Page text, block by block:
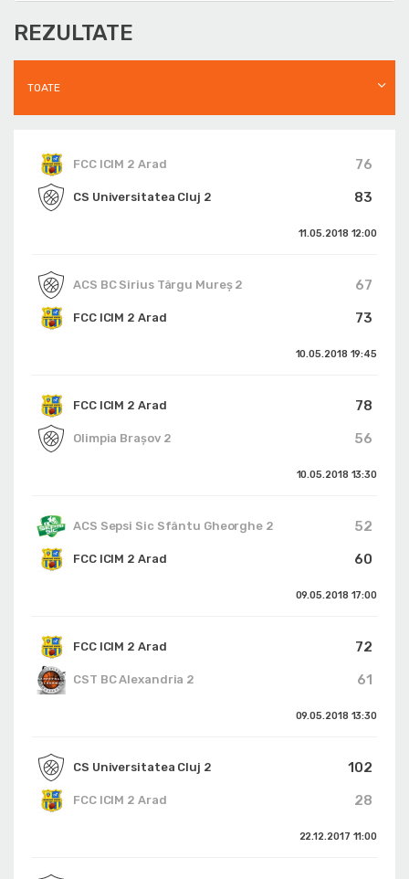
REZULTATE
TOATE
FCC ICIM 2 Arad
76
83
CS Universitatea Cluj 2
11.05.2018 12:00
ACS BC Sirius Târgu Mureș 2
67
73
FCC ICIM 2 Arad
10.05.2018 19:45
FCC ICIM 2 Arad
78
56
Olimpia Brașov 2
10.05.2018 13:30
ACS Sepsi Sic Sfântu Gheorghe 2
52
60
FCC ICIM 2 Arad
09.05.2018 17:00
FCC ICIM 2 Arad
72
61
CST BC Alexandria 2
09.05.2018 13:30
CS Universitatea Cluj 2
102
28
FCC ICIM 2 Arad
22.12.2017 11:00